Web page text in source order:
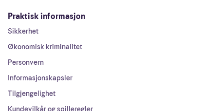
Praktisk informasjon
Sikkerhet
Økonomisk kriminalitet
Personvern
Informasjonskapsler
Tilgjengelighet
Kundevilkår og spilleregler